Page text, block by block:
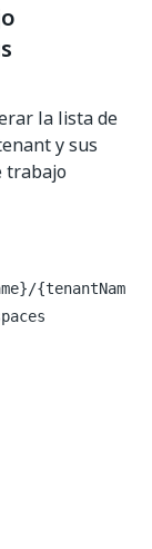
la lista de
y sus
trabajo
{tenantNam